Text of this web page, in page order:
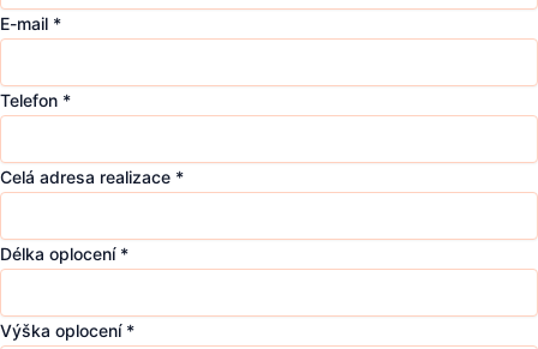
E-mail *
Telefon *
Celá adresa realizace *
Délka oplocení *
Výška oplocení *